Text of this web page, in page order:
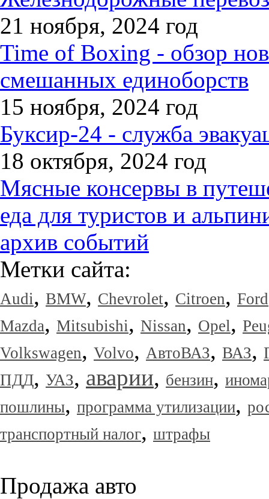
21 ноября, 2024 год
Time of Boxing - обзор
смешанных единоборств
15 ноября, 2024 год
Буксир-24 - служба
18 октября, 2024 год
Мясные консервы в
еда для туристов и
архив событий
Метки сайта:
Audi, BMW, Chevrolet, Citroen, Ford
Mazda, Mitsubishi, Nissan, Opel,
Volkswagen, Volvo, АвтоВАЗ, ВАЗ,
ПДД, УАЗ, аварии, бензин,
пошлины, программа утилизации,
транспортный налог, штрафы
Продажа авто